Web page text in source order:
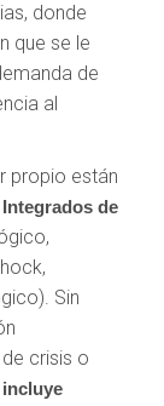
donde
que se le
de
al
propio están
de
Sin
crisis o
incluye